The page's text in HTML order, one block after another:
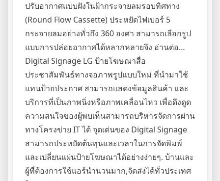
ปรับอากาศแบบฝังในฝ้ากระจายลมรอบทิศทาง
(Round Flow Cassette) ประหยัดไฟเบอร์ 5
กระจายลมอย่างทั่วถึง 360 องศา สามารถเลือกรูป
แบบการปล่อยอากาศได้หลากหลายจึง อ่านต่อ…
Digital Signage LG ป้ายโฆษณาสื่อ
ประชาสัมพันธ์ทางจอภาพรูปแบบใหม่ ที่นำมาใช้
แทนป้ายประกาศ สามารถแสดงข้อมูลสินค้า และ
บริการที่เป็นภาพนิ่งหรือภาพเคลื่อนไหว เพื่อดึงดูด
ความสนใจของผู้พบเห็นสามารถบริหารจัดการผ่าน
ทางโครงข่าย IT ได้ จุดเด่นของ Digital Signage
สามารถประหยัดต้นทุนและเวลาในการจัดพิมพ์
และเปลี่ยนแผ่นป้ายโฆษณาได้อย่างง่ายๆ. บ้านและ
ผู้ที่ต้องการใช้แอร์นำนวนมาก,จัดส่งได้ทั่วประเทศ